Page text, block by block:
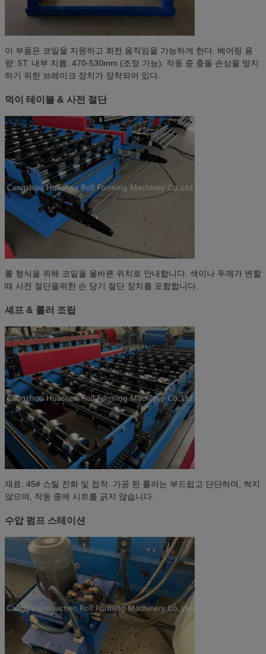
이 부품은 코일을 지원하고 회전 움직임을 가능하게 한다. 베어링 용
량: 5T. 내부 지름: 470-530mm (조정 가능). 작동 중 충돌 손상을 방지
하기 위한 브레이크 장치가 장착되어 있다.
먹이 테이블 & 사전 절단
롤 형식을 위해 코일을 올바른 위치로 안내합니다. 색이나 두께가 변할
때 사전 절단을위한 손 당기 절단 장치를 포함합니다.
셰프 & 롤러 조립
재료: 45# 스틸 진화 및 접착. 가공 된 롤러는 부드럽고 단단하며, 썩지
않으며, 작동 중에 시트를 긁지 않습니다.
수압 펌프 스테이션